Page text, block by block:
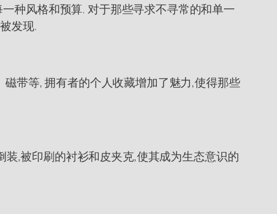
种风格和预算. 对于那些寻求不寻常的和单一
发现.
带等, 拥有者的个人收藏增加了魅力,使得那些
,被印刷的衬衫和皮夹克,使其成为生态意识的